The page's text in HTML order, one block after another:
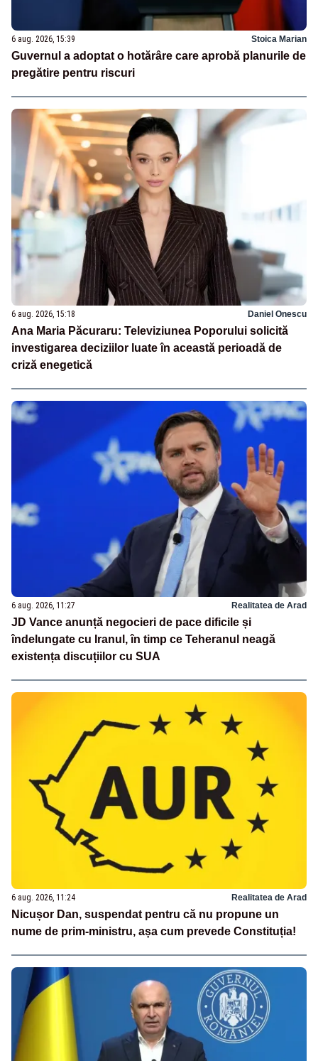
6 aug. 2026, 15:39 Stoica Marian
Guvernul a adoptat o hotărâre care aprobă planurile de
pregătire pentru riscuri
6 aug. 2026, 15:18 Daniel Onescu
Ana Maria Păcuraru: Televiziunea Poporului solicită
investigarea deciziilor luate în această perioadă de
criză enegetică
6 aug. 2026, 11:27 Realitatea de Arad
JD Vance anunță negocieri de pace dificile și
îndelungate cu Iranul, în timp ce Teheranul neagă
existența discuțiilor cu SUA
6 aug. 2026, 11:24 Realitatea de Arad
Nicușor Dan, suspendat pentru că nu propune un
nume de prim-ministru, așa cum prevede Constituția!